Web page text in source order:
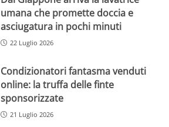
umana che promette doccia e
asciugatura in pochi minuti
22 Luglio 2026
Condizionatori fantasma venduti
online: la truffa delle finte
sponsorizzate
21 Luglio 2026